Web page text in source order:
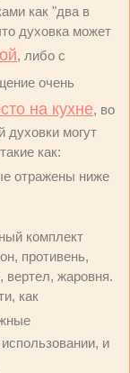
как "два в
духовка может
, либо с
очень
на кухне, во
духовки могут
как:
отражены ниже
комплект
противень,
вертел, жаровня.
как
и